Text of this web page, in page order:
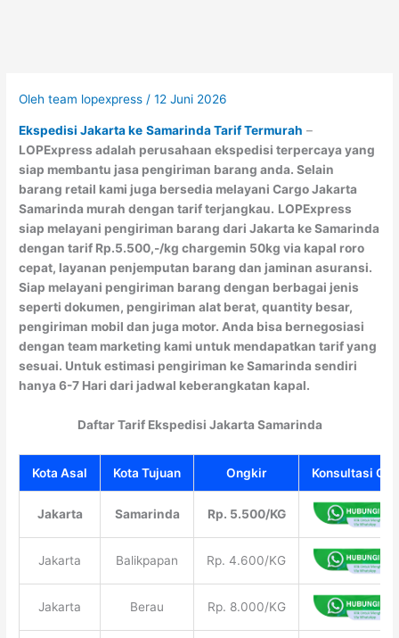
Olehteam lopexpress /12 Juni 2026
Ekspedisi Jakarta ke Samarinda Tarif Termurah –
LOPExpress adalah perusahaan ekspedisi terpercaya yang
siap membantu jasa pengiriman barang anda. Selain
barang retail kami juga bersedia melayani Cargo Jakarta
Samarinda murah dengan tarif terjangkau. LOPExpress
siap melayani pengiriman barang dari Jakarta ke Samarinda
dengan tarif Rp.5.500,-/kg chargemin 50kg via kapal roro
cepat, layanan penjemputan barang dan jaminan asuransi.
Siap melayani pengiriman barang dengan berbagai jenis
seperti dokumen, pengiriman alat berat, quantity besar,
pengiriman mobil dan juga motor. Anda bisa bernegosiasi
dengan team marketing kami untuk mendapatkan tarif yang
sesuai. Untuk estimasi pengiriman ke Samarinda sendiri
hanya 6-7 Hari dari jadwal keberangkatan kapal.
Daftar Tarif Ekspedisi Jakarta Samarinda
Kota Asal Kota Tujuan Ongkir Konsultasi
Jakarta Samarinda Rp. 5.500/KG
Jakarta Balikpapan Rp. 4.600/KG
Jakarta Berau Rp. 8.000/KG